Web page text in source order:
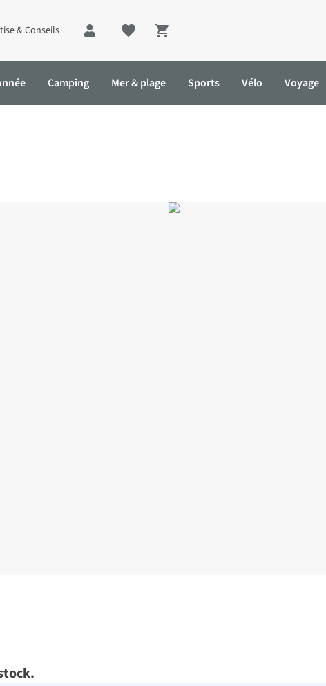
& Conseils
Shopping cart
Camping Mer & plage Sports Vélo Voyage